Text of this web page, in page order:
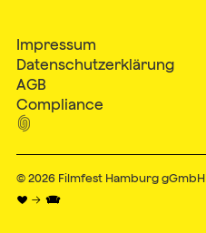
Impressum
Datenschutzerklärung
AGB
Compliance

© 2026 Filmfest Hamburg gGmbH
♥ → 